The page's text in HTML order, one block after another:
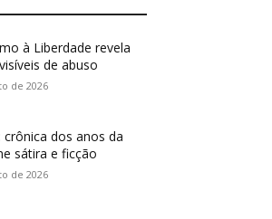
à Liberdade revela
de abuso
de 2026
crônica dos anos da
sátira e ficção
de 2026